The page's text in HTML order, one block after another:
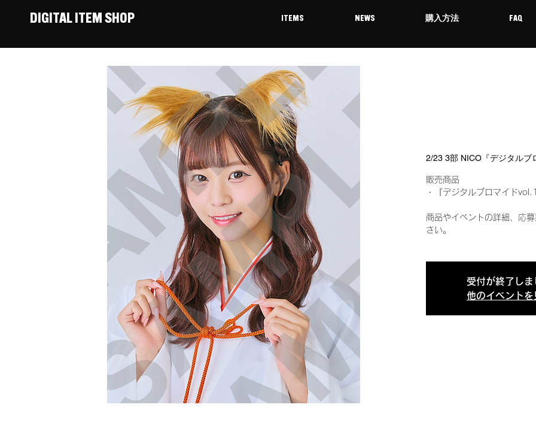
DIGITAL ITEM SHOP ITEMS NEWS 購入方法 FAQ
2/23 3部 NICO『デジタルブ
販売商品
・『デジタルブロマイド
商品やイベントの詳細、応
さい。
受付が終了しま
他のイベントを